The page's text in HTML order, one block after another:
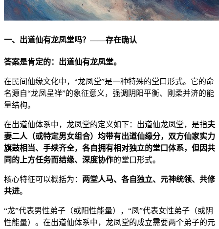
一、出道仙有龙凤堂吗？——存在确认
答案是肯定的：出道仙有龙凤堂。
在民间仙缘文化中，“龙凤堂”是一种特殊的堂口形式。它的命
名源自“龙凤呈祥”的象征意义，强调阴阳平衡、刚柔并济的能
量结构。
在出道仙体系中，龙凤堂的定义如下：出道仙龙凤堂，是指夫
妻二人（或特定男女组合）均带有出道仙缘分，双方仙家实力
旗鼓相当、手续齐全，各自拥有相对独立的堂口体系，但因共
同的上方任务而结缘、深度协作的堂口形式。
核心特征可以概括为： 两堂人马、各自独立、元神统领、共修
共进。
“龙”代表男性弟子（或阳性能量），“凤”代表女性弟子（或阴
性能量）。在出道仙体系中，龙凤堂的成立需要两个弟子的元